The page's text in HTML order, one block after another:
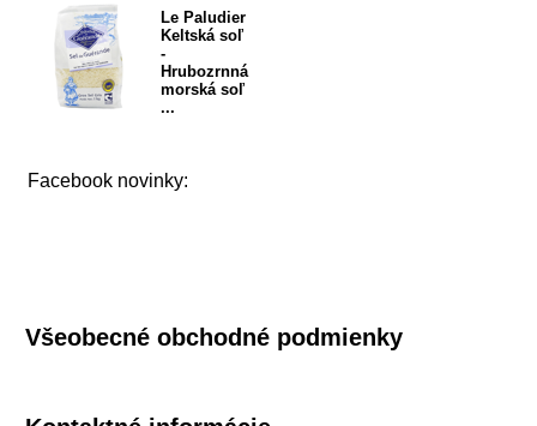
Le Paludier
Keltská soľ
-
Hrubozrnná
morská soľ
...
Facebook novinky:
Všeobecné obchodné podmienky